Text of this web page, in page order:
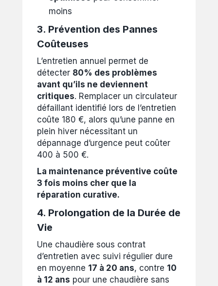
moins
3. Prévention des Pannes
Coûteuses
L’entretien annuel permet de
détecter 80% des problèmes
avant qu’ils ne deviennent
critiques. Remplacer un circulateur
défaillant identifié lors de l’entretien
coûte 180 €, alors qu’une panne en
plein hiver nécessitant un
dépannage d’urgence peut coûter
400 à 500 €.
La maintenance préventive coûte
3 fois moins cher que la
réparation curative.
4. Prolongation de la Durée de
Vie
Une chaudière sous contrat
d’entretien avec suivi régulier dure
en moyenne 17 à 20 ans, contre 10
à 12 ans pour une chaudière sans